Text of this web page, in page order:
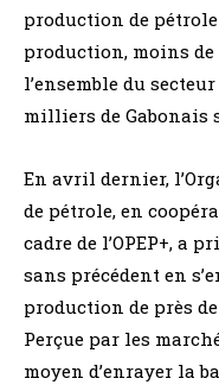
production de
production, moins
l’ensemble du
milliers de Gabonais
En avril dernier,
de pétrole, en
cadre de l’OPEP+, a
sans précédent en
production de près
Perçue par les
moyen d’enrayer la